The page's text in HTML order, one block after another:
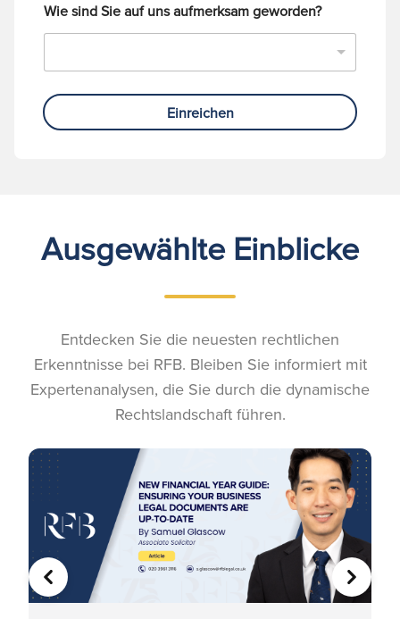
Wie sind Sie auf uns aufmerksam geworden?
Einreichen
Ausgewählte Einblicke
Entdecken Sie die neuesten rechtlichen
Erkenntnisse bei RFB. Bleiben Sie informiert mit
Expertenanalysen, die Sie durch die dynamische
Rechtslandschaft führen.
VORHERIGE WEITER